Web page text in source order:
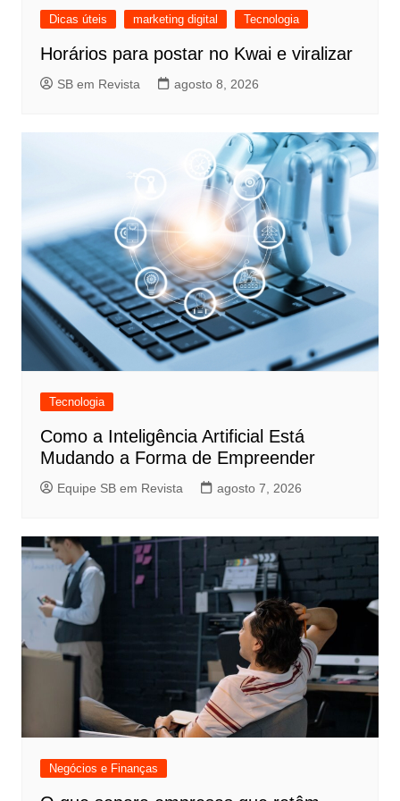
Dicas úteis marketing digital Tecnologia
Horários para postar no Kwai e viralizar
SB em Revista agosto 8, 2026
Tecnologia
Como a Inteligência Artificial Está
Mudando a Forma de Empreender
Equipe SB em Revista agosto 7, 2026
Negócios e Finanças